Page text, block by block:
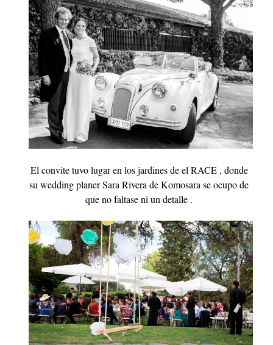
El convite tuvo lugar en los jardines de el RACE , donde
su wedding planer Sara Rivera de Komosara se ocupo de
que no faltase ni un detalle .